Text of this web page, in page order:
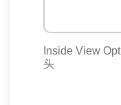
Inside View
头